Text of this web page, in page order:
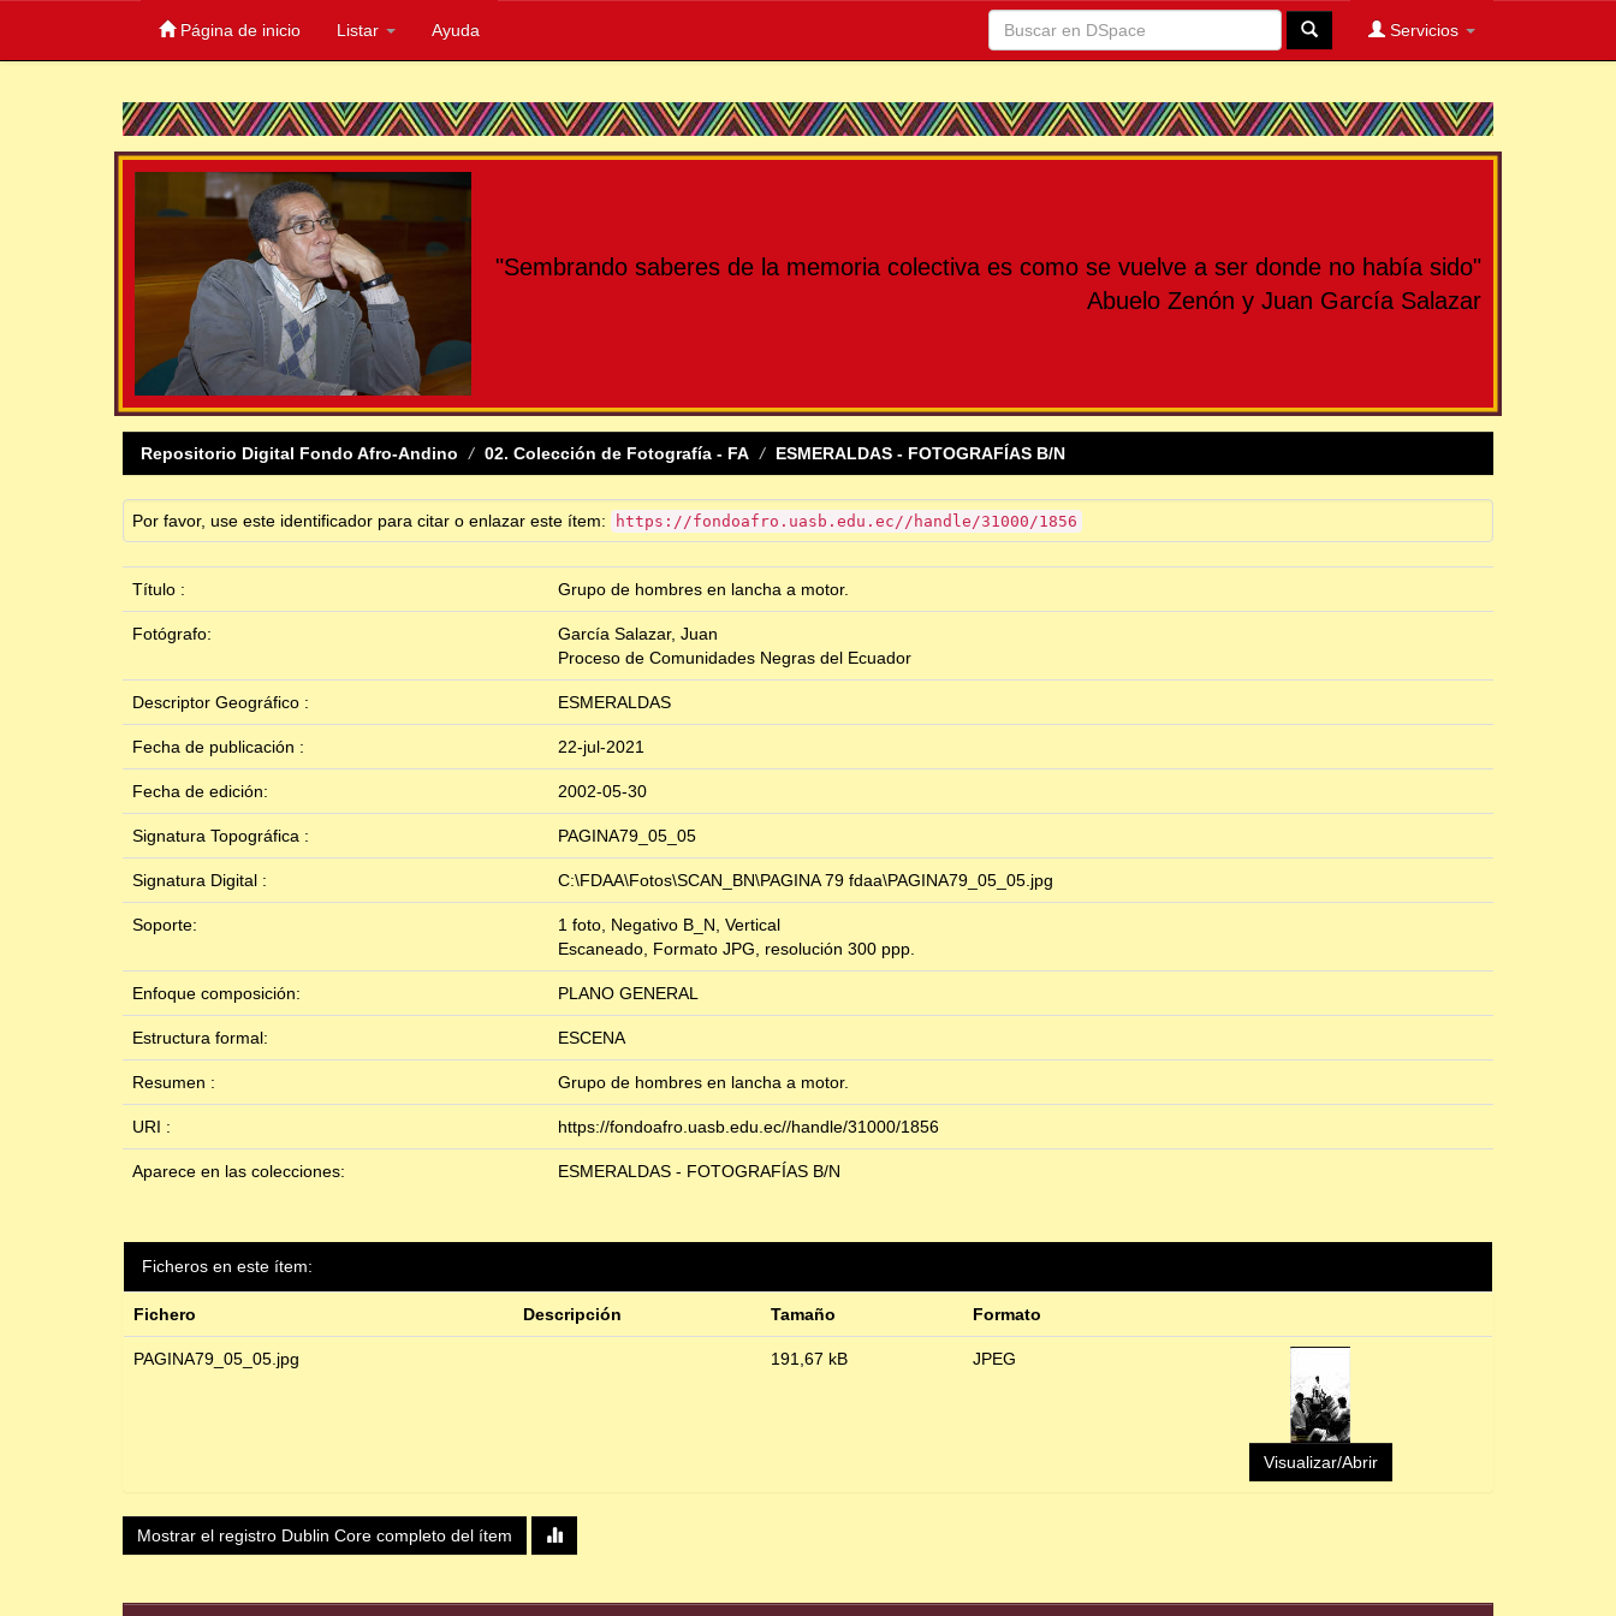
Página de inicio Listar Ayuda Servicios
"Sembrando saberes de la memoria colectiva es como se vuelve a ser donde no había sido"
Abuelo Zenón y Juan García Salazar
Repositorio Digital Fondo Afro-Andino 02. Colección de Fotografía - FA ESMERALDAS - FOTOGRAFÍAS B/N
Por favor, use este identificador para citar o enlazar este ítem: https://fondoafro.uasb.edu.ec//handle/31000/1856
Título : Grupo de hombres en lancha a motor.
Fotógrafo:
García Salazar, Juan
Proceso de Comunidades Negras del Ecuador
Descriptor Geográfico : ESMERALDAS
Fecha de publicación : 22-jul-2021
Fecha de edición: 2002-05-30
Signatura Topográfica : PAGINA79_05_05
Signatura Digital : C:\FDAA\Fotos\SCAN_BN\PAGINA 79 fdaa\PAGINA79_05_05.jpg
Soporte:
1 foto, Negativo B_N, Vertical
Escaneado, Formato JPG, resolución 300 ppp.
Enfoque composición: PLANO GENERAL
Estructura formal: ESCENA
Resumen : Grupo de hombres en lancha a motor.
URI : https://fondoafro.uasb.edu.ec//handle/31000/1856
Aparece en las colecciones: ESMERALDAS - FOTOGRAFÍAS B/N
Ficheros en este ítem:
Fichero Descripción Tamaño Formato
PAGINA79_05_05.jpg 191,67 kB JPEG
Visualizar/Abrir
Mostrar el registro Dublin Core completo del ítem